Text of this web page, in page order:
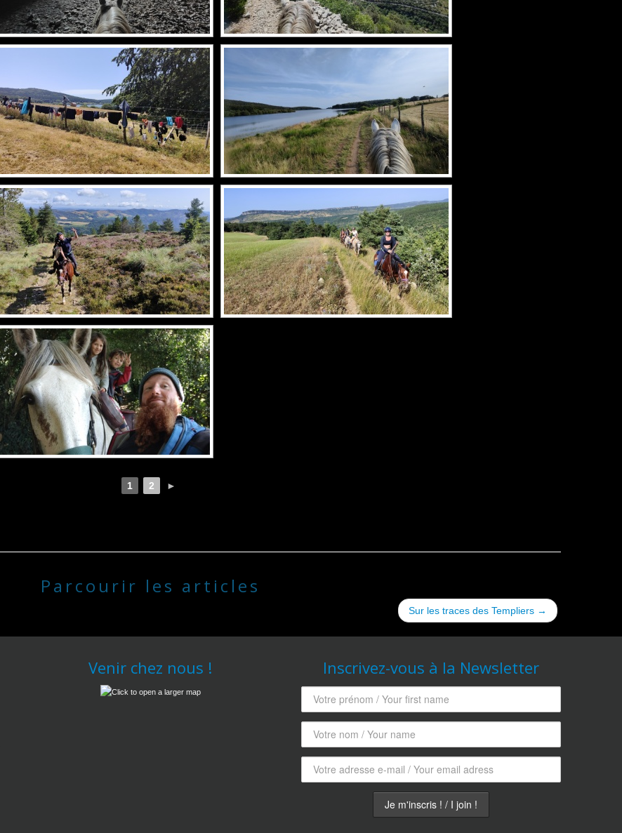
1 2 ►
Parcourir les articles
Sur les traces des Templiers →
Venir chez nous ! Inscrivez-vous à la Newsletter